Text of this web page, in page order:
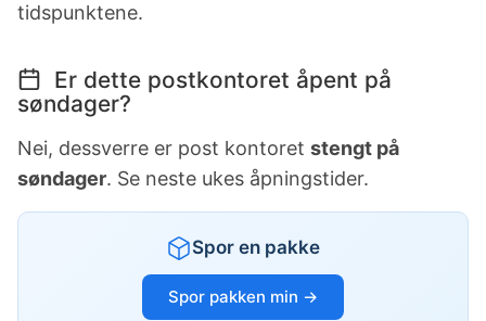
tidspunktene.
Er dette postkontoret åpent på
søndager?
Nei, dessverre er post kontoret stengt på
søndager. Se neste ukes åpningstider.
Spor en pakke
Spor pakken min →